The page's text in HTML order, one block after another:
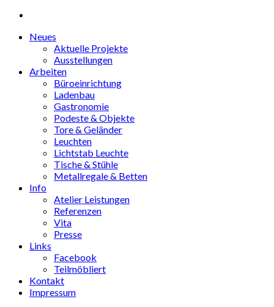
Neues
Aktuelle Projekte
Ausstellungen
Arbeiten
Büroeinrichtung
Ladenbau
Gastronomie
Podeste & Objekte
Tore & Geländer
Leuchten
Lichtstab Leuchte
Tische & Stühle
Metallregale & Betten
Info
Atelier Leistungen
Referenzen
Vita
Presse
Links
Facebook
Teilmöbliert
Kontakt
Impressum